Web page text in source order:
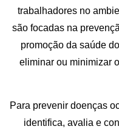
trabalhadores no
são focadas na
promoção da saúde
eliminar ou minimizar
Para prevenir doenças
identifica, avalia e